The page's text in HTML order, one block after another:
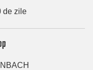
de zile